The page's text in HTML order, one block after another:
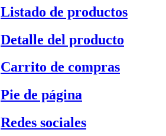
Listado de productos
Detalle del producto
Carrito de compras
Pie de página
Redes sociales